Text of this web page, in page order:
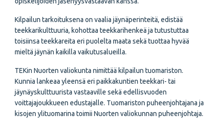
Kilpailun tarkoituksena on vaalia jäynäperinteitä, edistää
teekkarikulttuuria, kohottaa teekkarihenkeä ja tutustuttaa
toisiinsa teekkareita eri puolelta maata sekä tuottaa hyvää
mieltä jäynän kaikilla vaikutusalueilla.
TEKin Nuorten valiokunta nimittää kilpailun tuomariston.
Kunnia lankeaa yleensä eri paikkakuntien teekkari- tai
jäynäyskulttuurista vastaaville sekä edellisvuoden
voittajajoukkueen edustajalle. Tuomariston puheenjohtajana ja
kisojen ylituomarina toimii Nuorten valiokunnan puheenjohtaja.